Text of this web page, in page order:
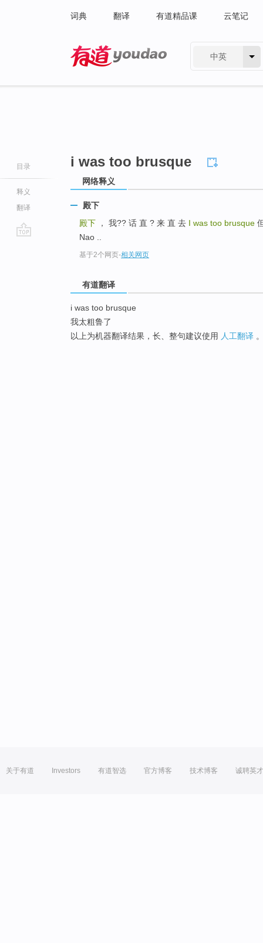
词典 翻译 有道精品课 云笔记
中英
目录
释义
翻译
i was too brusque
网络释义
殿下
殿下 ， 我?? 话 直 ? 来 直 去 I was too brusque
Nao ..
基于2个网页-相关网页
有道翻译
i was too brusque
我太粗鲁了
以上为机器翻译结果，长、整句建议使用 人工翻译
关于有道 Investors 有道智选 官方博客 技术博客 诚聘英才